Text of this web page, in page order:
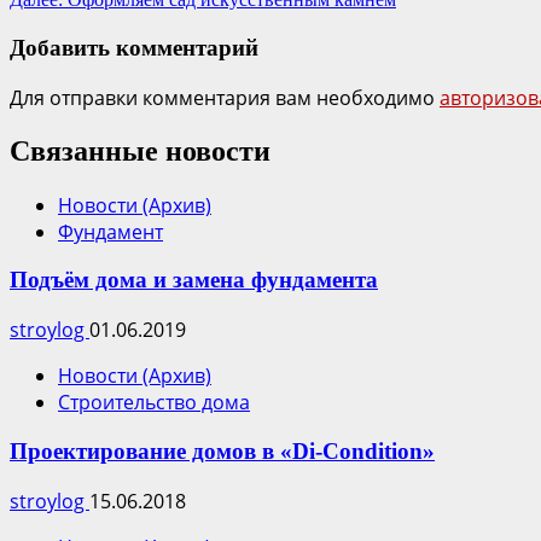
Добавить комментарий
Для отправки комментария вам необходимо
Связанные новости
Новости (Архив)
Фундамент
Подъём дома и замена фундамента
stroylog01.06.2019
Новости (Архив)
Строительство дома
Проектирование домов в «Di-Сondition»
stroylog 15.06.2018